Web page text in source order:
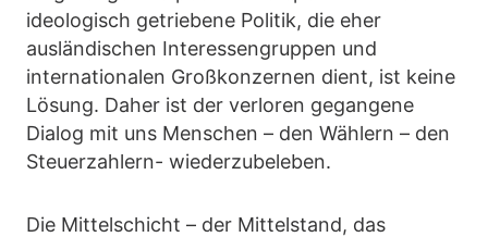
ideologisch getriebene Politik, die eher
ausländischen Interessengruppen und
internationalen Großkonzernen dient, ist keine
Lösung. Daher ist der verloren gegangene
Dialog mit uns Menschen – den Wählern – den
Steuerzahlern- wiederzubeleben.
Die Mittelschicht – der Mittelstand, das